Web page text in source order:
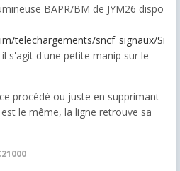
BAPR/BM de JYM26 dispo
telechargements/sncf_signaux/Si
s'agit d'une petite manip sur le
procédé ou juste en supprimant
le même, la ligne retrouve sa